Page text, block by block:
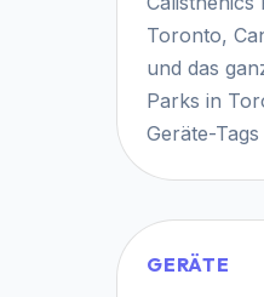
Toronto,
und das
Parks in
Geräte-
GERÄTE